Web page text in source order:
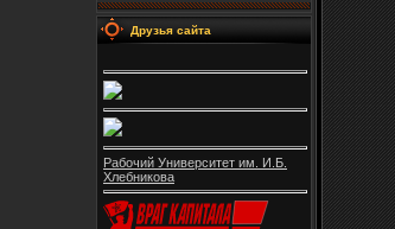
Друзья сайта
Рабочий Университет им. И.Б.
Хлебникова